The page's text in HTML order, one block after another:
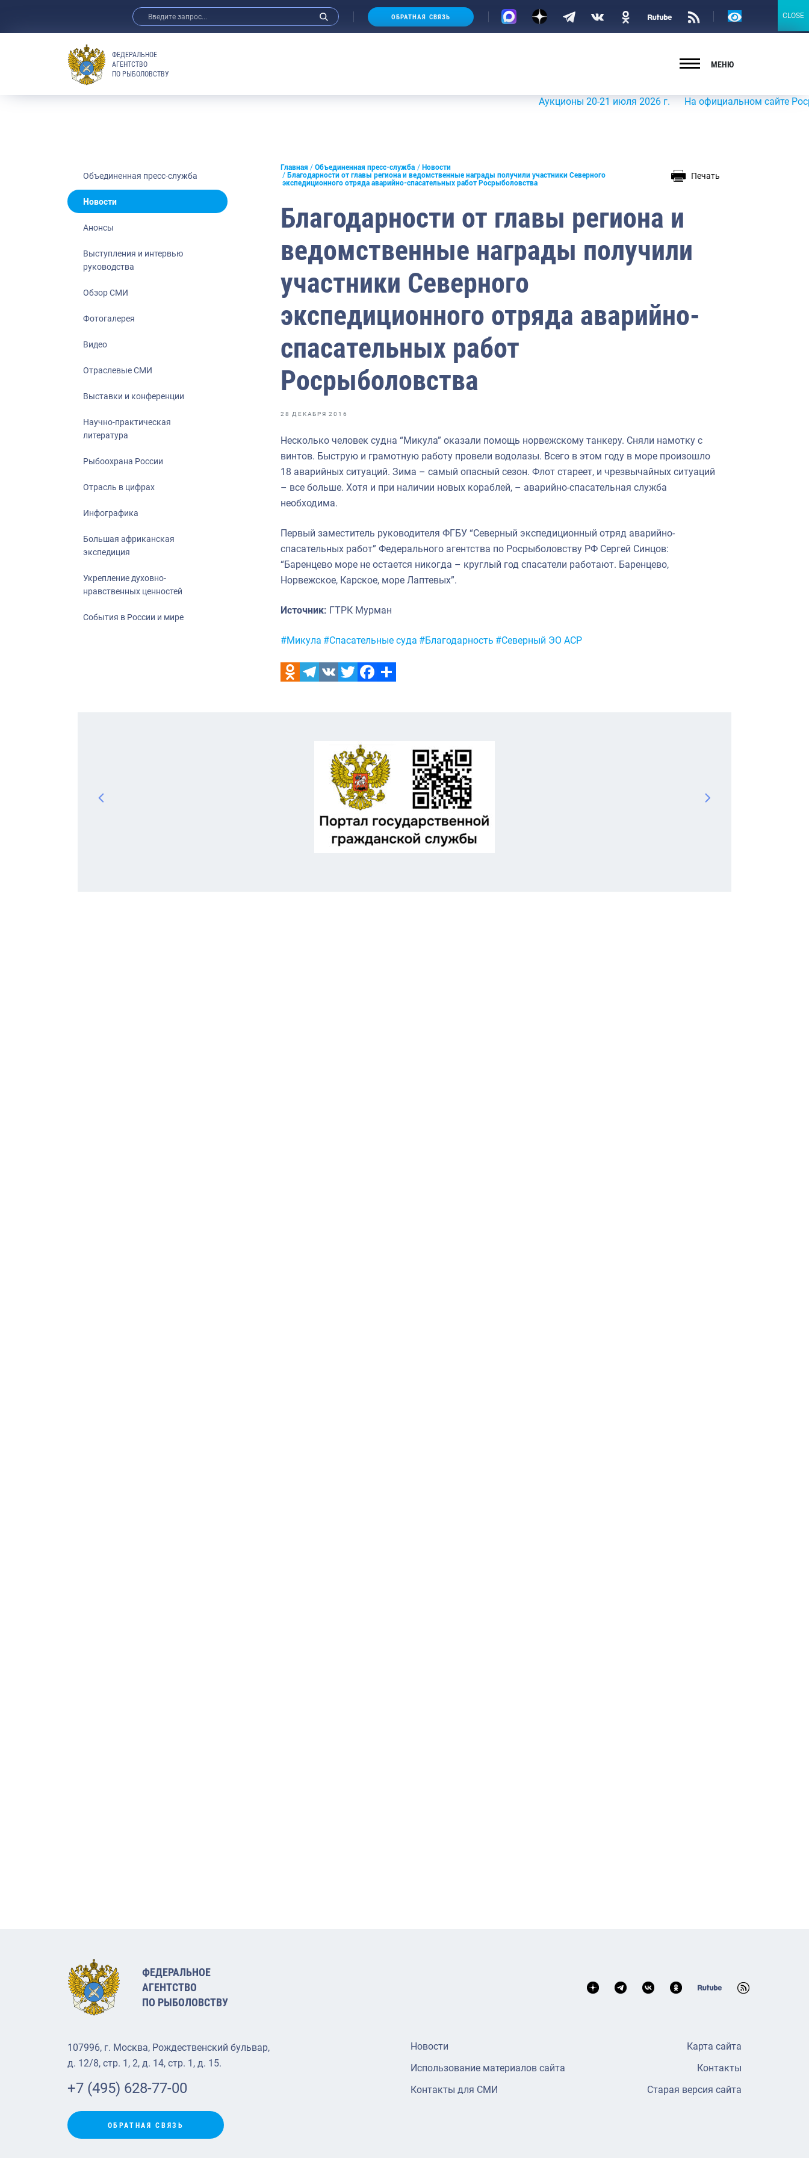
Анонсы
Отраслевые СМИ
Выставки и конференции
Рыбоохрана России
Большая африканская экспедиция
Укрепление духовно-нравственных
События в России и мире
ОБРАТНАЯ СВЯЗЬ
Версия
ФЕДЕРАЛЬНОЕ
АГЕНТСТВО
ПО РЫБОЛОВСТВУ
МЕНЮ
Аукционы 20-21 июля 2026 г. На официальном сайте
Объединенная пресс-служба
Новости
Анонсы
Выступления и интервью
руководства
Обзор СМИ
Фотогалерея
Видео
Отраслевые СМИ
Выставки и конференции
Научно-практическая
литература
Рыбоохрана России
Отрасль в цифрах
Инфографика
Большая африканская
экспедиция
Укрепление духовно-
нравственных ценностей
События в России и мире
Главная Объединенная пресс-служба
Новости
Благодарности от главы региона и ведомственные награды получили участники Северного
экспедиционного отряда аварийно-спасательных работ Росрыболовства
Печать
Благодарности от главы региона и
ведомственные награды получили
участники Северного
экспедиционного отряда аварийно-
спасательных работ
Росрыболовства
28 ДЕКАБРЯ 2016
Несколько человек судна “Микула” оказали помощь норвежскому танкеру. Сняли намотку с
винтов. Быструю и грамотную работу провели водолазы. Всего в этом году в море произошло
18 аварийных ситуаций. Зима – самый опасный сезон. Флот стареет, и чрезвычайных ситуаций
– все больше. Хотя и при наличии новых кораблей, – аварийно-спасательная служба
необходима.
Первый заместитель руководителя ФГБУ “Северный экспедиционный отряд аварийно-
спасательных работ” Федерального агентства по Росрыболовству РФ Сергей Синцов:
“Баренцево море не остается никогда – круглый год спасатели работают. Баренцево,
Норвежское, Карское, море Лаптевых”.
Источник: ГТРК Мурман
Метки:
#Микула #Спасательные суда #Благодарность #Северный ЭО АСР
ФЕДЕРАЛЬНОЕ
АГЕНТСТВО
ПО РЫБОЛОВСТВУ
107996, г. Москва, Рождественский бульвар,
д. 12/8, стр. 1, 2, д. 14, стр. 1, д. 15.
+7 (495) 628-77-00
ОБРАТНАЯ СВЯЗЬ
Новости
Использование материалов сайта
Контакты для СМИ
Карта сайта
Контакты
Старая версия сайта
CLOSE
CLOSE